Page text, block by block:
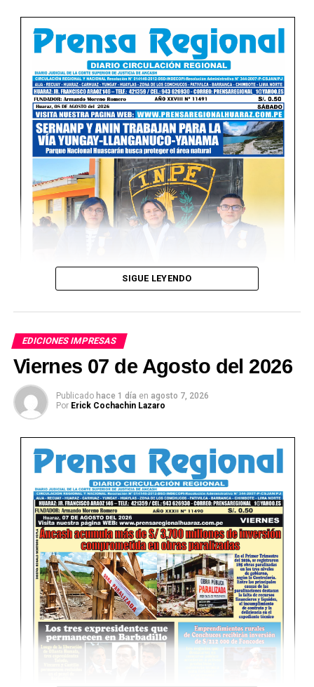
UP NEXT
Viernes 12 de Junio del 2026
NO TE PIERDAS
Miércoles 10 de Junio del 2026
SIGUE LEYENDO
EDICIONES IMPRESAS
Viernes 07 de Agosto del 2026
Publicado hace 1 día en agosto 7, 2026
Por Erick Cochachin Lazaro